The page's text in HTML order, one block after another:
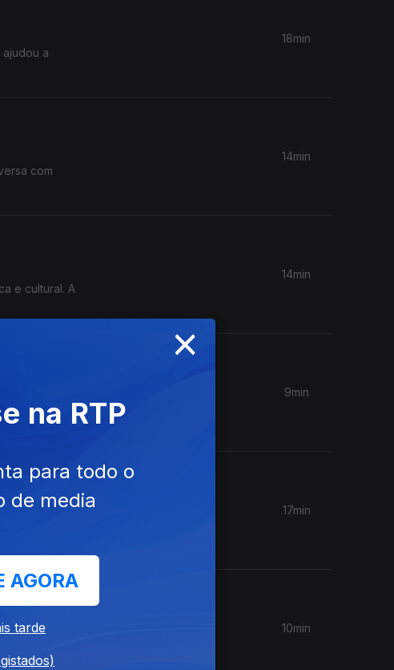
a
18min
com
14min
e cultural. A
14min
Cláudia
9min
o qual a
17min
A Noémia
10min
×
na RTP
para todo o
de media
AGORA
tarde